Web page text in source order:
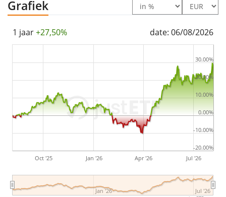
full replication
(buying all the index constituents). The
dividends in the ETF areaccumulatedand reinvested
in the ETF.
The Amundi MSCI Digital Economy UCITS ETF Acc has
. The ETF was
launched on 24 februari 2020and isdomiciled in
Luxemburg.
Grafiek
1 jaar+27,50% date: 06/08/2026
Oct '25 Jan '26 Apr '26 Jul '26
Jan '26 Jul '26
-20.00%
-10.00%
0.00%
10.00%
20.00%
30.00%